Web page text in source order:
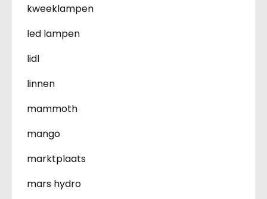
kweeklampen
led lampen
lidl
linnen
mammoth
mango
marktplaats
mars hydro